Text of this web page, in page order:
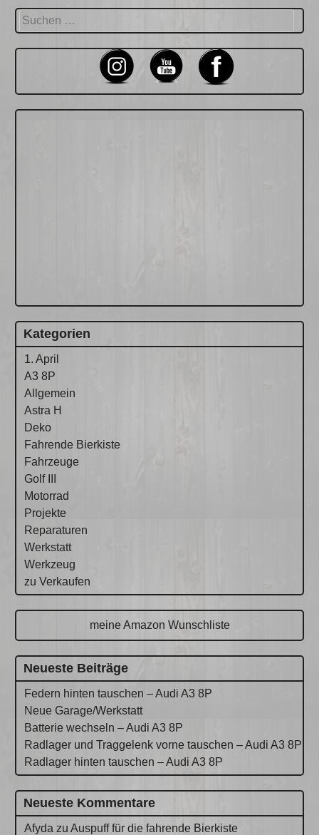
Suchen
nach:
Kategorien
1. April
A3 8P
Allgemein
Astra H
Deko
Fahrende Bierkiste
Fahrzeuge
Golf III
Motorrad
Projekte
Reparaturen
Werkstatt
Werkzeug
zu Verkaufen
meine Amazon Wunschliste
Neueste Beiträge
Federn hinten tauschen – Audi A3 8P
Neue Garage/Werkstatt
Batterie wechseln – Audi A3 8P
Radlager und Traggelenk vorne tauschen – Audi A3 8P
Radlager hinten tauschen – Audi A3 8P
Neueste Kommentare
Afyda zuAuspuff für die fahrende Bierkiste